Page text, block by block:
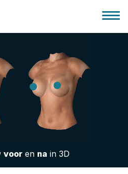
vooren na in 3D